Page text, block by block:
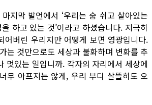
지막 발언에서 ‘우리는 숨 쉬고 살아있는
하고 있는 것’이라고 하셨습니다. 지극히
어버린 우리지만 어떻게 보면 영광입니다.
는 것만으로도 세상과 불화하며 변화를 추
멋있는 일입니까. 각자의 자리에서 세상에
무 아프지는 않게, 우리 부디 살뜰히도 오